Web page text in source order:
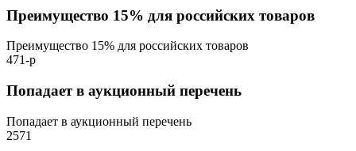
Преимущество 15% для российских товаров
Преимущество 15% для российских товаров
471-р
Попадает в аукционный перечень
Попадает в аукционный перечень
2571